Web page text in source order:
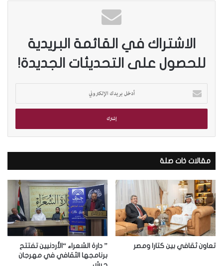
الاشتراك في القائمة البريدية
للحصول على التحديثات الجديدة!
خ
ب
ي
د
ك
ا
ل
إ
ل
ت
ر
مقالات ذات صلة
تعاون ثقافي بين كتارا ومصر
” دارة الشعراء “الأردنيين تفتتح
برنامجها الثقافي في مهرجان